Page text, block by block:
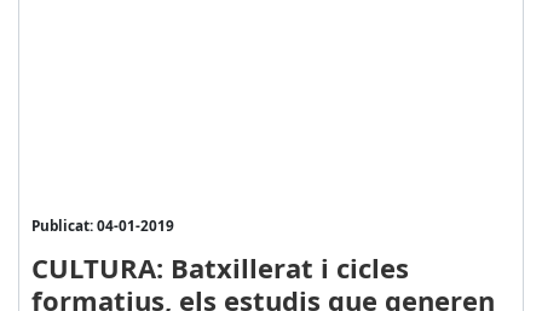
Publicat: 04-01-2019
CULTURA: Batxillerat i cicles
formatius, els estudis que generen